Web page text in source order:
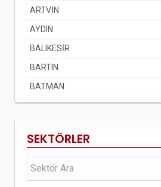
ARTVİN
AYDIN
BALIKESİR
BARTIN
BATMAN
BAYBURT
BİNGÖL
BİTLİS
BOLU
SEKTÖRLER